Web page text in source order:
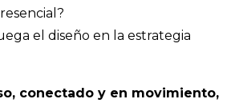
el diseño en la estrategia
conectado y en movimiento,